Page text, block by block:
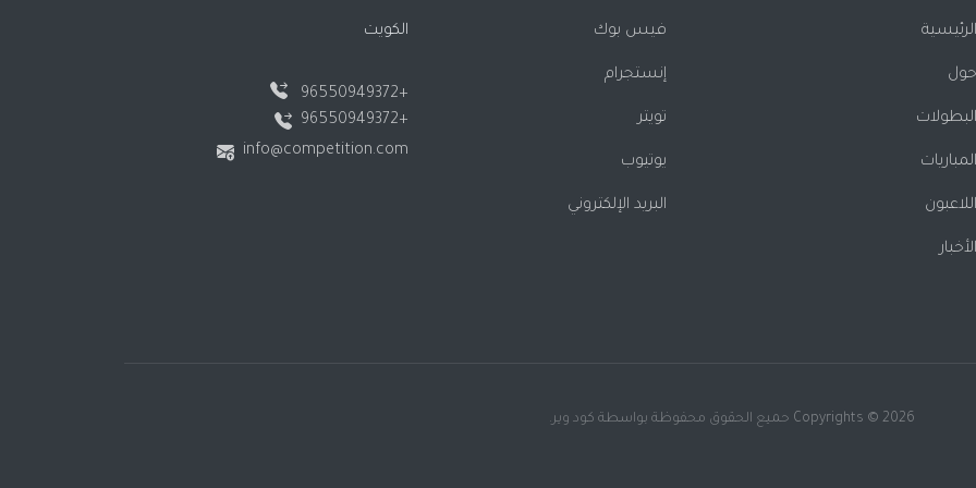
الرئيسية
حول
البطولات
المباريات
اللاعبون
الأخبار
فيس بوك
إنستجرام
تويتر
يوتيوب
البريد الإلكتروني
الكويت
+96550949372
+96550949372
info@competition.com
Copyrights © 2026 حميع الحقوق محفوظة بواسطة كود وير.